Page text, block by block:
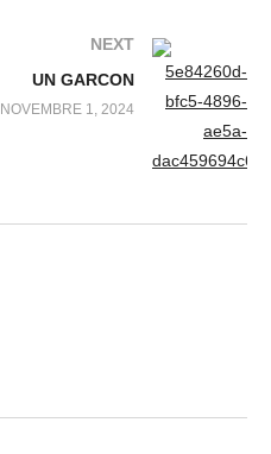
NEXT
UN GARCON
NOVEMBRE 1, 2024